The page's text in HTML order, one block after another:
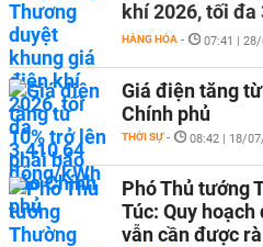
khí 2026, tối
HÀNG HÓA - 07:41 |
Giá điện tăng
Chính phủ
THỜI SỰ - 08:42 | 18/
Phó Thủ tướng
Túc: Quy
vẫn cần được